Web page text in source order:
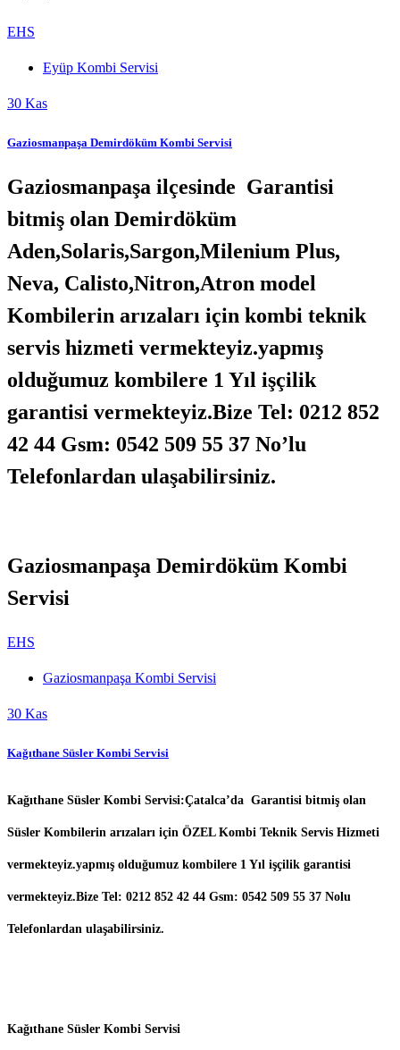
EHS
Eyüp Kombi Servisi
30 Kas
Gaziosmanpaşa Demirdöküm Kombi Servisi
Gaziosmanpaşa ilçesinde Garantisi
bitmiş olan Demirdöküm
Aden,Solaris,Sargon,Milenium Plus,
Neva, Calisto,Nitron,Atron model
Kombilerin arızaları için kombi teknik
servis hizmeti vermekteyiz.yapmış
olduğumuz kombilere 1 Yıl işçilik
garantisi vermekteyiz.Bize Tel: 0212 852
42 44 Gsm: 0542 509 55 37 No’lu
Telefonlardan ulaşabilirsiniz.
Gaziosmanpaşa Demirdöküm Kombi
Servisi
EHS
Gaziosmanpaşa Kombi Servisi
30 Kas
Kağıthane Süsler Kombi Servisi
Kağıthane Süsler Kombi Servisi:Çatalca’da Garantisi bitmiş olan
Süsler Kombilerin arızaları için ÖZEL Kombi Teknik Servis Hizmeti
vermekteyiz.yapmış olduğumuz kombilere 1 Yıl işçilik garantisi
vermekteyiz.Bize Tel: 0212 852 42 44 Gsm: 0542 509 55 37 Nolu
Telefonlardan ulaşabilirsiniz.
Kağıthane Süsler Kombi Servisi